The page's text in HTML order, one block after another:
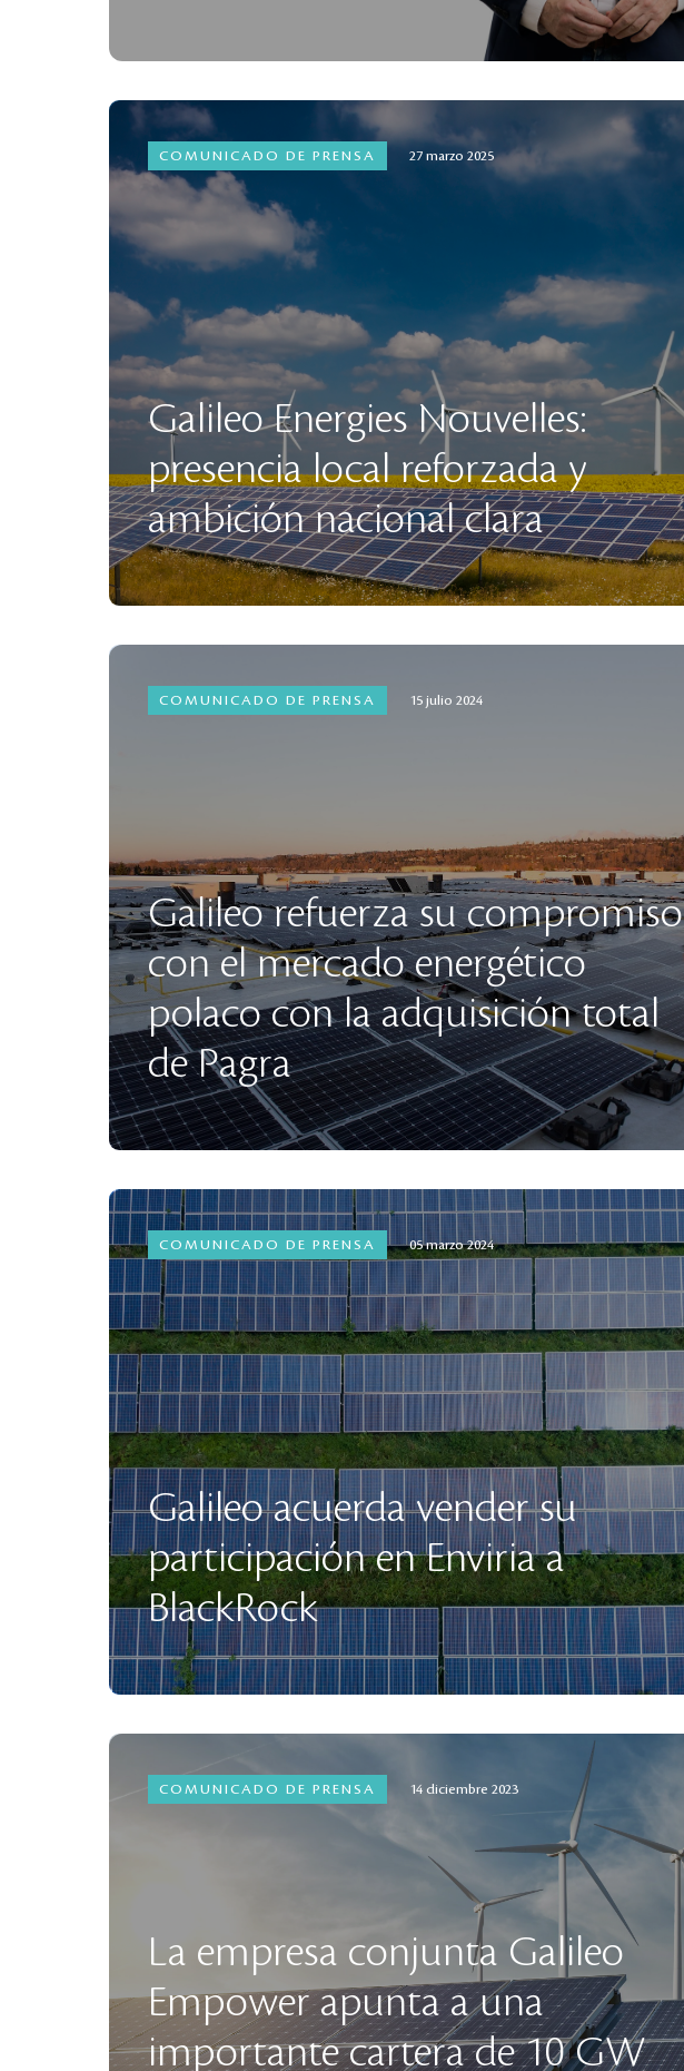
COMUNICADO DE PRENSA 27 marzo 2025
Galileo Energies Nouvelles:
presencia local reforzada y
ambición nacional clara
COMUNICADO DE PRENSA 15 julio 2024
Galileo refuerza su compromiso
con el mercado energético
polaco con la adquisición total
de Pagra
COMUNICADO DE PRENSA 05 marzo 2024
Galileo acuerda vender su
participación en Enviria a
BlackRock
COMUNICADO DE PRENSA 14 diciembre 2023
La empresa conjunta Galileo
Empower apunta a una
importante cartera de 10 GW